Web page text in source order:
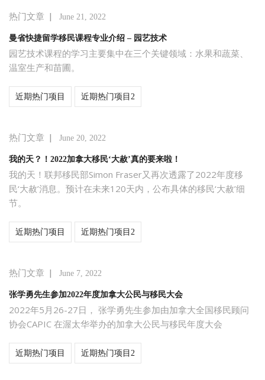
热门文章 | June 21, 2022
曼省快捷留学移民课程专业介绍 – 园艺技术
园艺技术课程的学习主要集中在三个关键领域：水果和蔬菜、
温室生产和苗圃。
近期热门项目 近期热门项目2
热门文章 | June 20, 2022
我的天？！2022加拿大移民‘大赦’真的要来啦！
我的天！联邦移民部Simon Fraser又再次透露了2022年度移
民‘大赦’消息。预计在未来120天内，公布具体的移民‘大赦’细
节。
近期热门项目 近期热门项目2
热门文章 | June 7, 2022
张学勇先生参加2022年度加拿大公民与移民大会
2022年5月26-27日， 张学勇先生参加由加拿大全国移民顾问
协会CAPIC 在渥太华举办的加拿大公民与移民年度大会
近期热门项目 近期热门项目2